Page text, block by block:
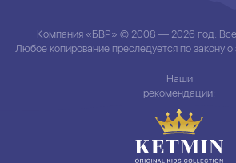
Компания «БВР» © 2008 — 2026 год.
Любое копирование преследуется по закону
Наши
рекомендации: